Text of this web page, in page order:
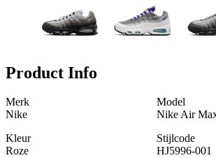
Product Info
Merk
Nike
Model
Nike Air
Kleur
Roze
Stijlcode
HJ5996-001